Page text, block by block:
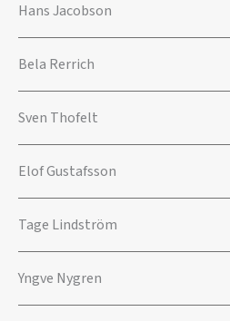
Hans Jacobson
Bela Rerrich
Sven Thofelt
Elof Gustafsson
Tage Lindström
Yngve Nygren